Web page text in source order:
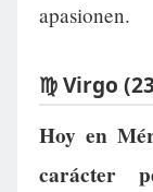
apasionen.
♍ Virgo
Hoy en
carácter